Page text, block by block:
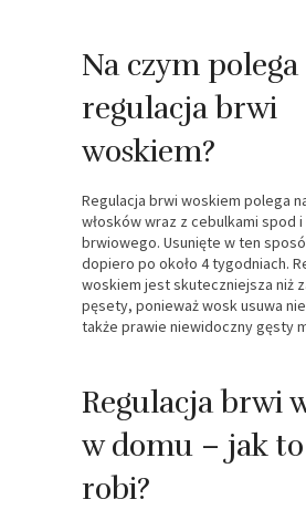
Na czym polega
regulacja brwi
woskiem?
Regulacja brwi woskiem polega
włosków wraz z cebulkami spod i
brwiowego. Usunięte w ten
dopiero po około 4 tygodniach.
woskiem jest skuteczniejsza niż
pęsety, ponieważ wosk usuwa
także prawie niewidoczny gęsty
Regulacja brwi
w domu – jak to
robi?